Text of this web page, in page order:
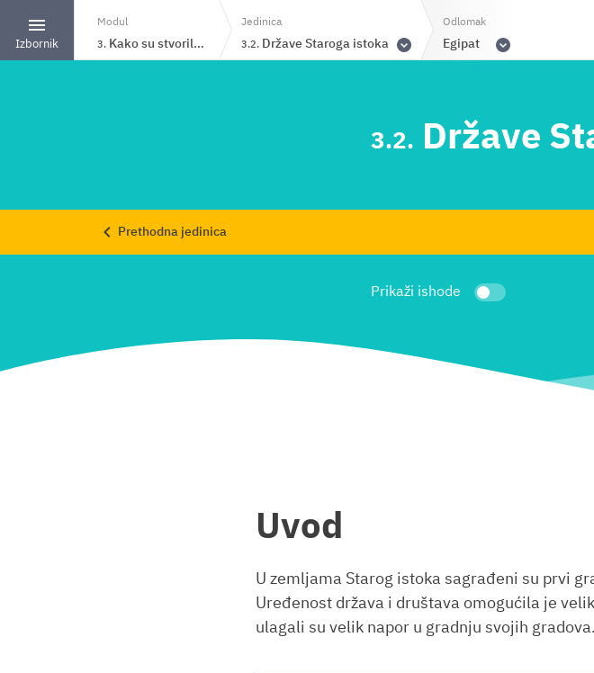
Izbornik
Modul
3. Kako su stvorili gradove i države?
Jedinica
3.2. Države Staroga istoka
Odlomak
Egipat
3.2. Države
Prethodna jedinica
Prikaži ishode
Uvod
U zemljama Starog istoka sagrađeni su prvi
Uređenost država i društava omogućila je
ulagali su velik napor u gradnju svojih gradova.